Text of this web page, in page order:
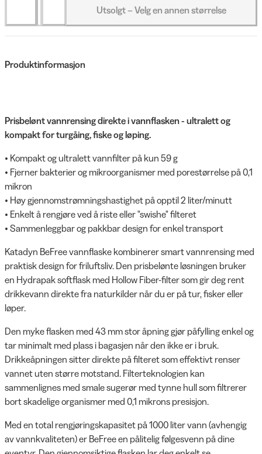
Utsolgt – Velg en annen størrelse
Produktinformasjon
Prisbelønt vannrensing direkte i vannflasken - ultralett og
kompakt for turgåing, fiske og løping.
• Kompakt og ultralett vannfilter på kun 59 g
• Fjerner bakterier og mikroorganismer med porestørrelse på 0,1
mikron
• Høy gjennomstrømningshastighet på opptil 2 liter/minutt
• Enkelt å rengjøre ved å riste eller "swishe" filteret
• Sammenleggbar og pakkbar design for enkel transport
Katadyn BeFree vannflaske kombinerer smart vannrensing med
praktisk design for friluftsliv. Den prisbelønte løsningen bruker
en Hydrapak softflask med Hollow Fiber-filter som gir deg rent
drikkevann direkte fra naturkilder når du er på tur, fisker eller
løper.
Den myke flasken med 43 mm stor åpning gjør påfylling enkel og
tar minimalt med plass i bagasjen når den ikke er i bruk.
Drikkeåpningen sitter direkte på filteret som effektivt renser
vannet uten større motstand. Filterteknologien kan
sammenlignes med smale sugerør med tynne hull som filtrerer
bort skadelige organismer med 0,1 mikrons presisjon.
Med en total rengjøringskapasitet på 1000 liter vann (avhengig
av vannkvaliteten) er BeFree en pålitelig følgesvenn på dine